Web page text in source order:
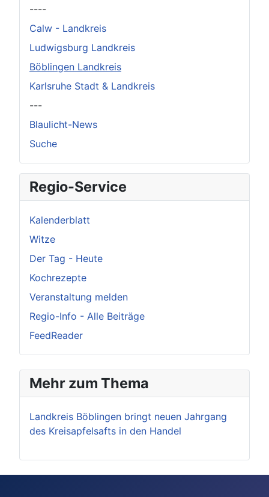
----
Calw - Landkreis
Ludwigsburg Landkreis
Böblingen Landkreis
Karlsruhe Stadt & Landkreis
---
Blaulicht-News
Suche
Regio-Service
Kalenderblatt
Witze
Der Tag - Heute
Kochrezepte
Veranstaltung melden
Regio-Info - Alle Beiträge
FeedReader
Mehr zum Thema
Landkreis Böblingen bringt neuen Jahrgang
des Kreisapfelsafts in den Handel